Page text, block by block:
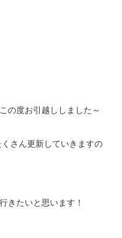
の度お引越ししました～
さん更新していきますの
きたいと思います！